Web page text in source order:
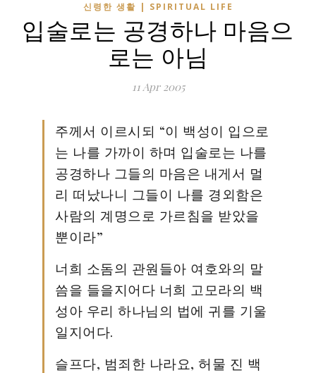
신령한 생활 | SPIRITUAL LIFE
입술로는 공경하나 마음으
로는 아님
11 Apr 2005
주께서 이르시되 “이 백성이 입으로
는 나를 가까이 하며 입술로는 나를
공경하나 그들의 마음은 내게서 멀
리 떠났나니 그들이 나를 경외함은
사람의 계명으로 가르침을 받았을
뿐이라”
너희 소돔의 관원들아 여호와의 말
씀을 들을지어다 너희 고모라의 백
성아 우리 하나님의 법에 귀를 기울
일지어다.
슬프다, 범죄한 나라요, 허물 진 백